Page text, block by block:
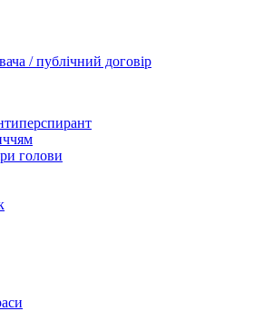
/ публічний договір
голови